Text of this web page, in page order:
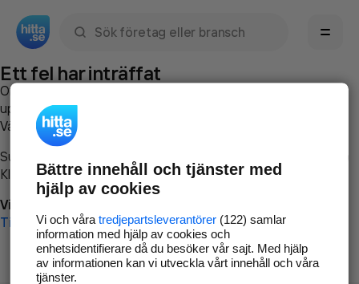
Ett fel har inträffat
Om du vill kan du
uppstod så att vi lättare och snabbare kan avhjälpa det.
Vänligen försök med följande:
Surfa till
Klicka påTillbaka-knappen i webbläsaren och försök igen
Vi beklagar besväret!
Till startsidan
Bättre innehåll och tjänster med
hjälp av cookies
Vi och våra tredjepartsleverantörer(122) samlar
information med hjälp av cookies och
enhetsidentifierare då du besöker vår sajt. Med hjälp
av informationen kan vi utveckla vårt innehåll och våra
tjänster.